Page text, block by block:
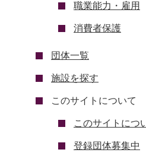
職業能力・雇用
消費者保護
団体一覧
施設を探す
このサイトについて
このサイトにつ
登録団体募集中